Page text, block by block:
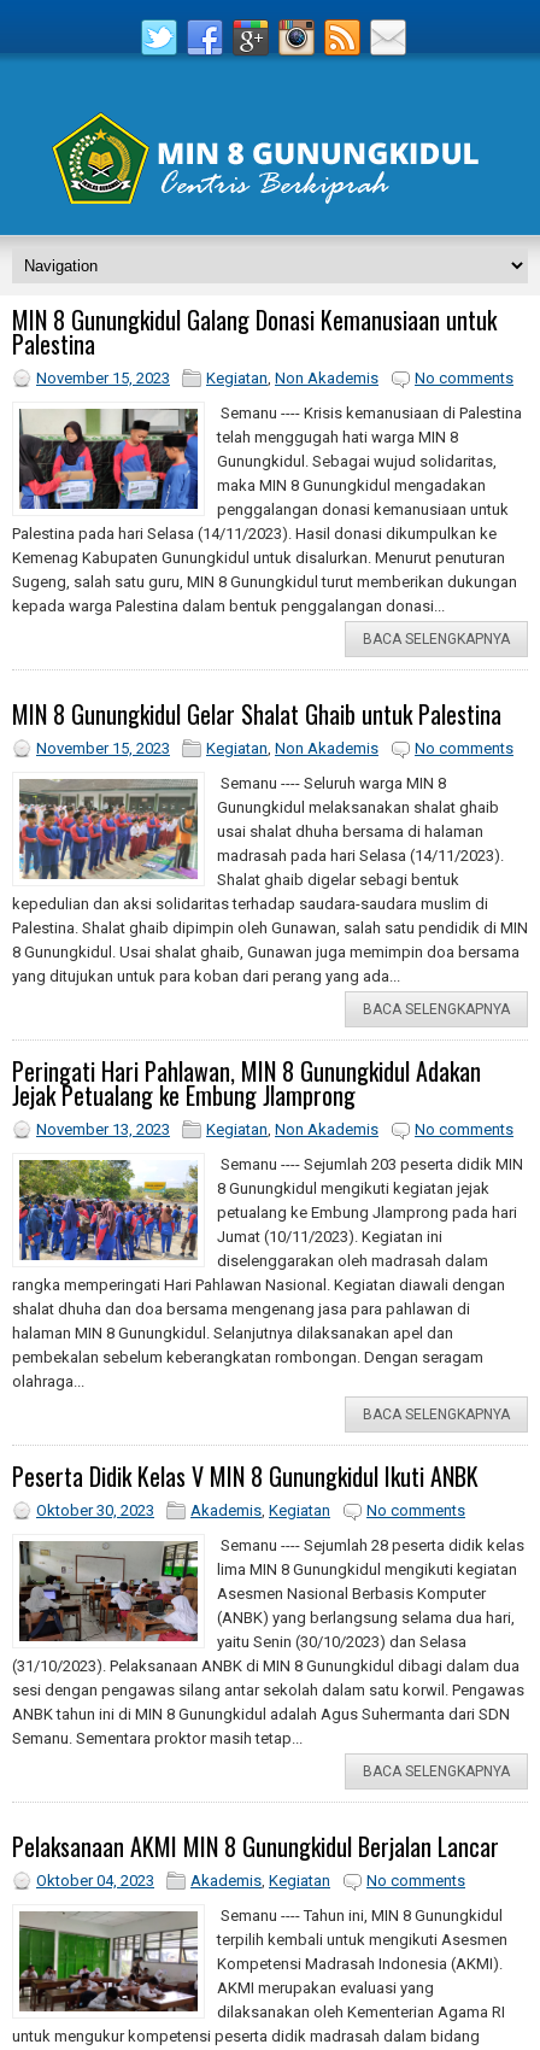
MIN 8 Gunungkidul Galang Donasi Kemanusiaan untuk
Palestina
November 15, 2023 Kegiatan, Non Akademis
No comments
Semanu ---- Krisis kemanusiaan di Palestina
telah menggugah hati warga MIN 8
Gunungkidul. Sebagai wujud solidaritas,
maka MIN 8 Gunungkidul mengadakan
penggalangan donasi kemanusiaan untuk
Palestina pada hari Selasa (14/11/2023). Hasil donasi dikumpulkan ke
Kemenag Kabupaten Gunungkidul untuk disalurkan. Menurut penuturan
Sugeng, salah satu guru, MIN 8 Gunungkidul turut memberikan dukungan
kepada warga Palestina dalam bentuk penggalangan donasi...
BACA SELENGKAPNYA
MIN 8 Gunungkidul Gelar Shalat Ghaib untuk Palestina
November 15, 2023 Kegiatan, Non Akademis
No comments
Semanu ---- Seluruh warga MIN 8
Gunungkidul melaksanakan shalat ghaib
usai shalat dhuha bersama di halaman
madrasah pada hari Selasa (14/11/2023).
Shalat ghaib digelar sebagi bentuk
kepedulian dan aksi solidaritas terhadap saudara-saudara muslim di
Palestina. Shalat ghaib dipimpin oleh Gunawan, salah satu pendidik di MIN
8 Gunungkidul. Usai shalat ghaib, Gunawan juga memimpin doa bersama
yang ditujukan untuk para koban dari perang yang ada...
BACA SELENGKAPNYA
Peringati Hari Pahlawan, MIN 8 Gunungkidul Adakan
Jejak Petualang ke Embung Jlamprong
November 13, 2023 Kegiatan, Non Akademis
No comments
Semanu ---- Sejumlah 203 peserta didik MIN
8 Gunungkidul mengikuti kegiatan jejak
petualang ke Embung Jlamprong pada hari
Jumat (10/11/2023). Kegiatan ini
diselenggarakan oleh madrasah dalam
rangka memperingati Hari Pahlawan Nasional. Kegiatan diawali dengan
shalat dhuha dan doa bersama mengenang jasa para pahlawan di
halaman MIN 8 Gunungkidul. Selanjutnya dilaksanakan apel dan
pembekalan sebelum keberangkatan rombongan. Dengan seragam
olahraga...
BACA SELENGKAPNYA
Peserta Didik Kelas V MIN 8 Gunungkidul Ikuti ANBK
Oktober 30, 2023 Akademis, Kegiatan
No comments
Semanu ---- Sejumlah 28 peserta didik kelas
lima MIN 8 Gunungkidul mengikuti kegiatan
Asesmen Nasional Berbasis Komputer
(ANBK) yang berlangsung selama dua hari,
yaitu Senin (30/10/2023) dan Selasa
(31/10/2023). Pelaksanaan ANBK di MIN 8 Gunungkidul dibagi dalam dua
sesi dengan pengawas silang antar sekolah dalam satu korwil. Pengawas
ANBK tahun ini di MIN 8 Gunungkidul adalah Agus Suhermanta dari SDN
Semanu. Sementara proktor masih tetap...
BACA SELENGKAPNYA
Pelaksanaan AKMI MIN 8 Gunungkidul Berjalan Lancar
Oktober 04, 2023 Akademis, Kegiatan
No comments
Semanu ---- Tahun ini, MIN 8 Gunungkidul
terpilih kembali untuk mengikuti Asesmen
Kompetensi Madrasah Indonesia (AKMI).
AKMI merupakan evaluasi yang
dilaksanakan oleh Kementerian Agama RI
untuk mengukur kompetensi peserta didik madrasah dalam bidang